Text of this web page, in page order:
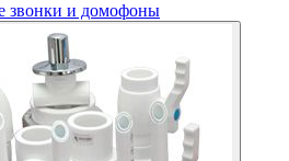
звонки и домофоны